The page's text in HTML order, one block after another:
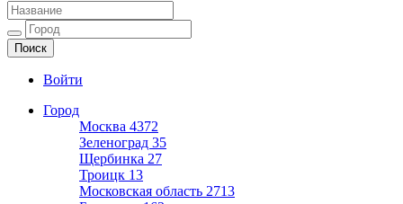
Автомойки
Ещё один сайт на WordPress
Войти
Город
Москва 4372
Зеленоград 35
Щербинка 27
Троицк 13
Московская область 2713